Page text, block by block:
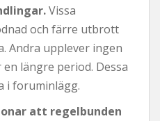
Vissa
och färre utbrott
Andra upplever ingen
längre period. Dessa
i foruminlägg.
att regelbunden